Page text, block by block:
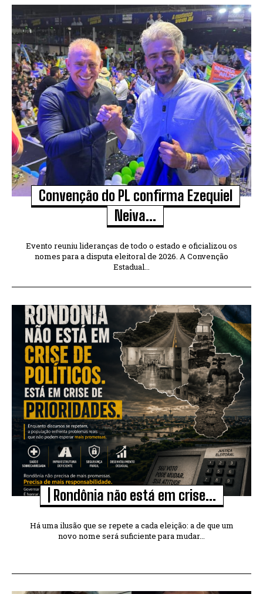
Convenção do PL confirma Ezequiel
Neiva...
Evento reuniu lideranças de todo o estado e oficializou os
nomes para a disputa eleitoral de 2026. A Convenção
Estadual...
| Rondônia não está em crise...
Há uma ilusão que se repete a cada eleição: a de que um
novo nome será suficiente para mudar...